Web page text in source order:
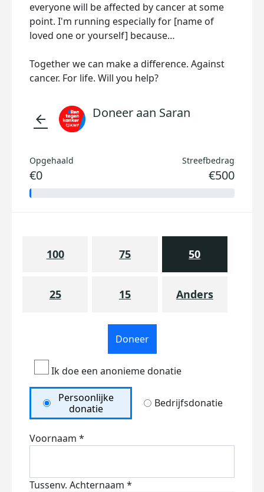
everyone will be affected by cancer at some
point. I'm running especially for [name of
loved one or yourself] because…
Together we can make a difference. Against
cancer. For life. Will you help?
arrow_back Doneer aan Saran
Opgehaald
€0
Streefbedrag
€500
100 75 50
25 15 Anders
Doneer
Ik doe een anonieme donatie
Persoonlijke
donatie
Bedrijfsdonatie
Voornaam *
Tussenv. Achternaam *